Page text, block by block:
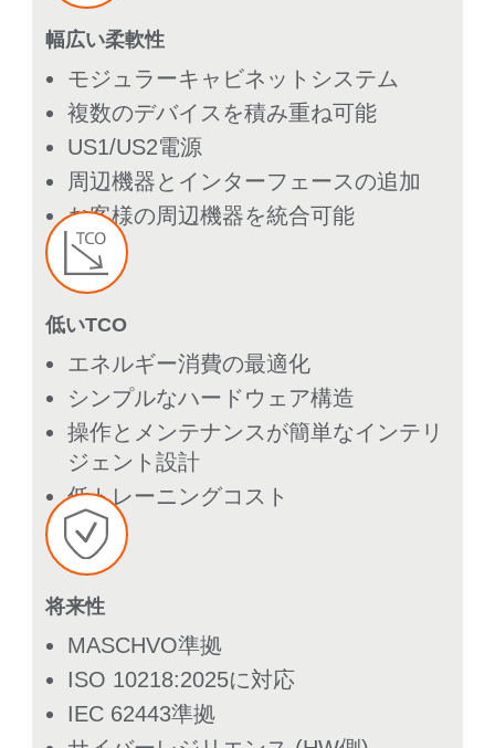
幅広い柔軟性
モジュラーキャビネットシステム
複数のデバイスを積み重ね可能
US1/US2電源
周辺機器とインターフェースの追加
お客様の周辺機器を統合可能
低いTCO
エネルギー消費の最適化
シンプルなハードウェア構造
操作とメンテナンスが簡単なインテリ
ジェント設計
低トレーニングコスト
将来性
MASCHVO準拠
ISO 10218:2025に対応
IEC 62443準拠